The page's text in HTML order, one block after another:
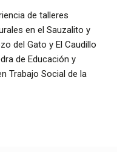
de talleres
en el Sauzalito y
del Gato y El Caudillo
de Educación y
Trabajo Social de la